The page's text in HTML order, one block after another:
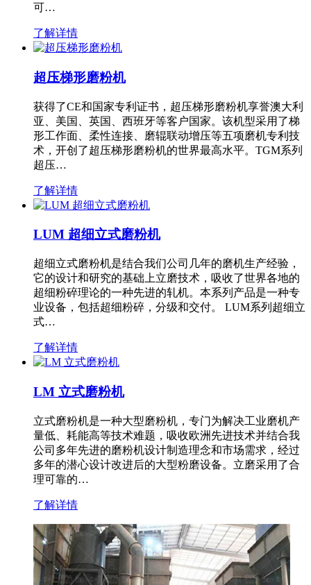
可…
了解详情
超压梯形磨粉机
获得了CE和国家专利证书，超压梯形磨粉机享誉澳大利
亚、美国、英国、西班牙等客户国家。该机型采用了梯
形工作面、柔性连接、磨辊联动增压等五项磨机专利技
术，开创了超压梯形磨粉机的世界最高水平。TGM系列
超压…
了解详情
LUM 超细立式磨粉机
超细立式磨粉机是结合我们公司几年的磨机生产经验，
它的设计和研究的基础上立磨技术，吸收了世界各地的
超细粉碎理论的一种先进的轧机。本系列产品是一种专
业设备，包括超细粉碎，分级和交付。 LUM系列超细立
式…
了解详情
LM 立式磨粉机
立式磨粉机是一种大型磨粉机，专门为解决工业磨机产
量低、耗能高等技术难题，吸收欧洲先进技术并结合我
公司多年先进的磨粉机设计制造理念和市场需求，经过
多年的潜心设计改进后的大型粉磨设备。立磨采用了合
理可靠的…
了解详情